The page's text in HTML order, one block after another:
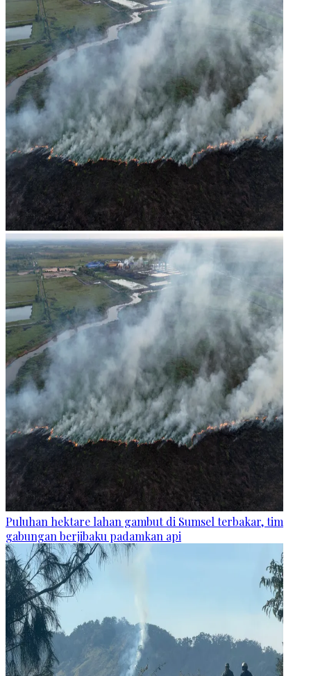
Puluhan hektare lahan gambut di Sumsel terbakar, tim
gabungan berjibaku padamkan api